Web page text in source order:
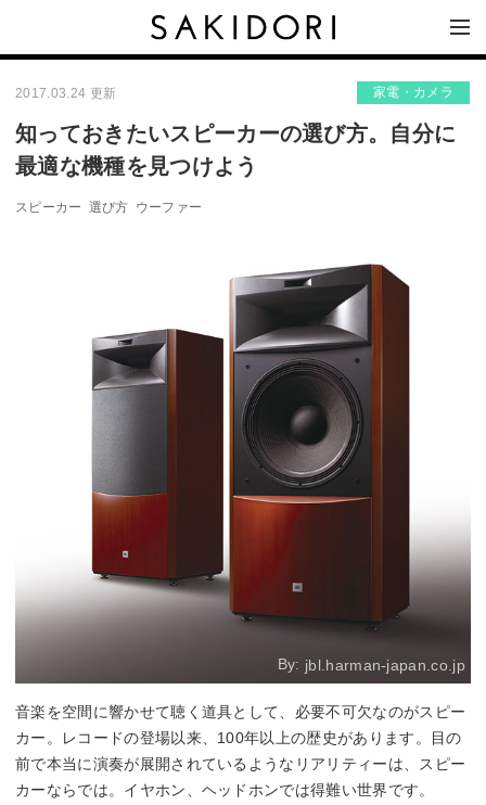
2017.03.24 更新 家電・カメラ
知っておきたいスピーカーの選び方。自分に
最適な機種を見つけよう
スピーカー 選び方 ウーファー
By: jbl.harman-japan.co.jp
音楽を空間に響かせて聴く道具として、必要不可欠なのがスピー
カー。レコードの登場以来、100年以上の歴史があります。目の
前で本当に演奏が展開されているようなリアリティーは、スピー
カーならでは。イヤホン、ヘッドホンでは得難い世界です。